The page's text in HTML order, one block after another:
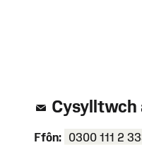
Cysylltwch
Ffôn:
0300 111 2